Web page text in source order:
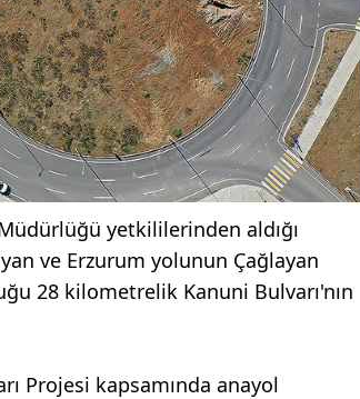
yetkililerinden aldığı
ve Erzurum yolunun Çağlayan
28 kilometrelik Kanuni Bulvarı'nın
Projesi kapsamında anayol